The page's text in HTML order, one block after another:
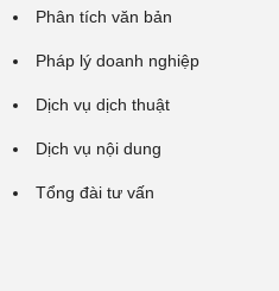
Phân tích văn bản
Pháp lý doanh nghiệp
Dịch vụ dịch thuật
Dịch vụ nội dung
Tổng đài tư vấn